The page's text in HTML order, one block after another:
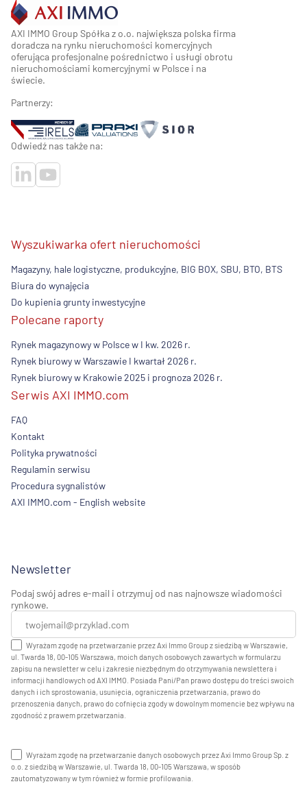
AXI IMMO Group Spółka z o.o. największa polska firma
doradcza na rynku nieruchomości komercyjnych
oferująca profesjonalne pośrednictwo i usługi obrotu
nieruchomościami komercyjnymi w Polsce i na
świecie.
Partnerzy:
Odwiedź nas także na:
Wyszukiwarka ofert nieruchomości
Magazyny, hale logistyczne, produkcyjne, BIG BOX, SBU, BTO, BTS
Biura do wynajęcia
Do kupienia grunty inwestycyjne
Polecane raporty
Rynek magazynowy w Polsce w I kw. 2026 r.
Rynek biurowy w Warszawie I kwartał 2026 r.
Rynek biurowy w Krakowie 2025 i prognoza 2026 r.
Serwis AXI IMMO.com
FAQ
Kontakt
Polityka prywatności
Regulamin serwisu
Procedura sygnalistów
AXI IMMO.com - English website
Newsletter
Podaj swój adres e-mail i otrzymuj od nas najnowsze wiadomości
rynkowe.
Wyrażam zgodę na przetwarzanie przez Axi Immo Group z siedzibą w Warszawie,
ul. Twarda 18, 00-105 Warszawa, moich danych osobowych zawartych w formularzu
zapisu na newsletter w celu i zakresie niezbędnym do otrzymywania newslettera i
informacji handlowych od AXI IMMO. Posiada Pani/Pan prawo dostępu do treści swoich
danych i ich sprostowania, usunięcia, ograniczenia przetwarzania, prawo do
przenoszenia danych, prawo do cofnięcia zgody w dowolnym momencie bez wpływu na
zgodność z prawem przetwarzania.
Wyrażam zgodę na przetwarzanie danych osobowych przez Axi Immo Group Sp. z
o.o. z siedzibą w Warszawie, ul. Twarda 18, 00-105 Warszawa, w sposób
zautomatyzowany w tym również w formie profilowania.